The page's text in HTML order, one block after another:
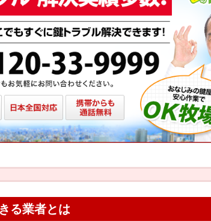
る業者とは